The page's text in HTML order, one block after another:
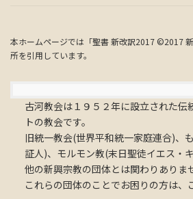
本ホームページでは「聖書 新改訳2017 ©2017
所を引用しています。
古河教会は１９５２年に設立された伝
トの教会です。
旧統一教会(世界平和統一家庭連合)、
証人)、モルモン教(末日聖徒イエス・
他の新興宗教の団体とは関わりありま
これらの団体のことでお困りの方は、